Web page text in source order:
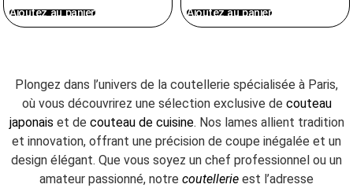
Ajoutez au panier Ajoutez au panier
Plongez dans l’univers de la coutellerie spécialisée à Paris,
où vous découvrirez une sélection exclusive de couteau
japonais et de couteau de cuisine. Nos lames allient tradition
et innovation, offrant une précision de coupe inégalée et un
design élégant. Que vous soyez un chef professionnel ou un
amateur passionné, notre coutellerie est l’adresse